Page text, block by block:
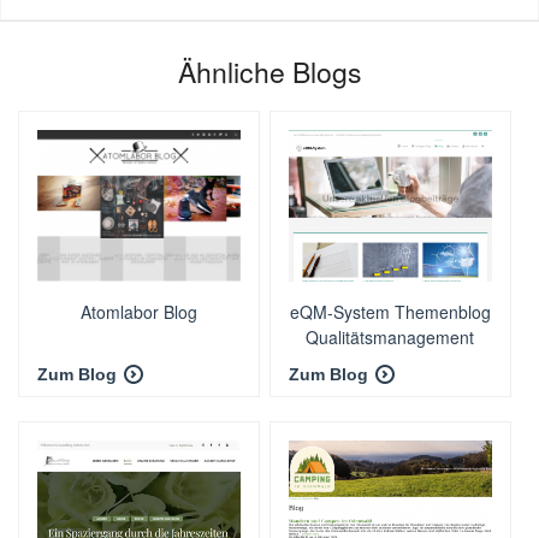
Ähnliche Blogs
Atomlabor Blog
Zum Blog
eQM-System Themenblog
Qualitätsmanagement
nach ISO 9001
Zum Blog